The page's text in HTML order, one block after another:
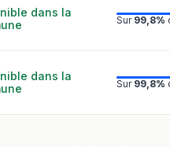
dans la
Sur 99,8%
dans la
Sur 99,8%